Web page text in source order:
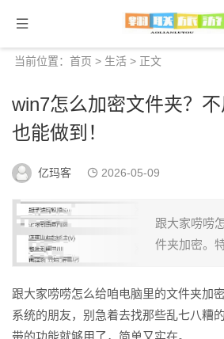
当前位置： 首页 > 生活 > 正文
win7怎么加密文件夹？
也能做到！
亿玛客 2026-05-09
跟大家唠唠
件夹加密。
八糟的第三
功能就够用
啥要加密？道
跟大家唠唠怎么给咱电脑里的文件夹加
系统的朋友，别急着去找那些乱七八糟
带的功能就够用了，简单又实在。